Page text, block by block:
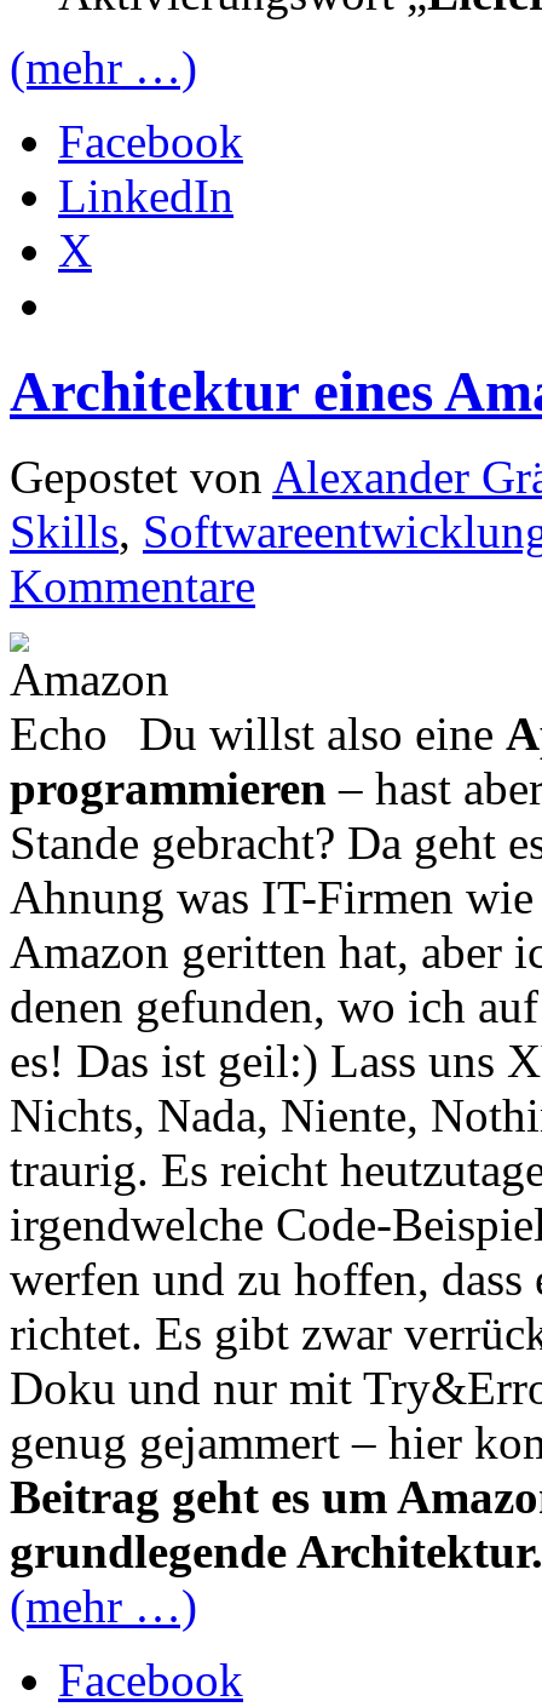
(mehr …)
Facebook
LinkedIn
X
Architektur eines
Gepostet von Alexander
Skills,
Kommentare
Du willst also eine
programmieren – hast
Stande gebracht? Da geht
Ahnung was IT-Firmen
Amazon geritten hat, aber
denen gefunden, wo ich
es! Das ist geil:) Lass uns
Nichts, Nada, Niente,
traurig. Es reicht
irgendwelche Code-
werfen und zu hoffen,
richtet. Es gibt zwar
Doku und nur mit
genug gejammert – hier
Beitrag geht es um
grundlegende Architektur.
(mehr …)
Facebook